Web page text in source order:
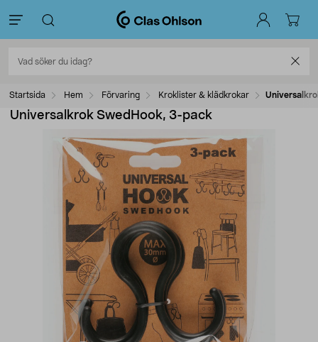
Startsida Hem Förvaring Kroklister & klädkrokar
Universalkrok SwedHook, 3-pack